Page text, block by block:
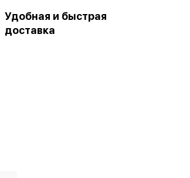
Удобная и быстрая
доставка